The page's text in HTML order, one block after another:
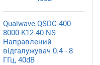
Qualwave QSDC-400-
8000-K12-40-NS
Направлений
відгалужувач 0.4 - 8
ГГц, 40dB